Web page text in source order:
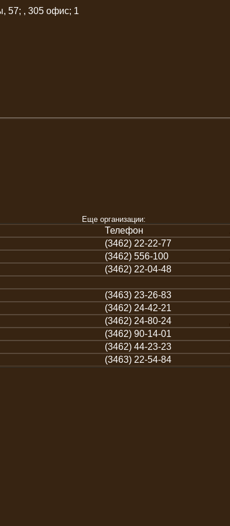
57; , 305 офис; 1
Еще организации:
Телефон
(3462) 22-22-77
(3462) 556-100
(3462) 22-04-48
(3463) 23-26-83
(3462) 24-42-21
(3462) 24-80-24
(3462) 90-14-01
(3462) 44-23-23
(3463) 22-54-84